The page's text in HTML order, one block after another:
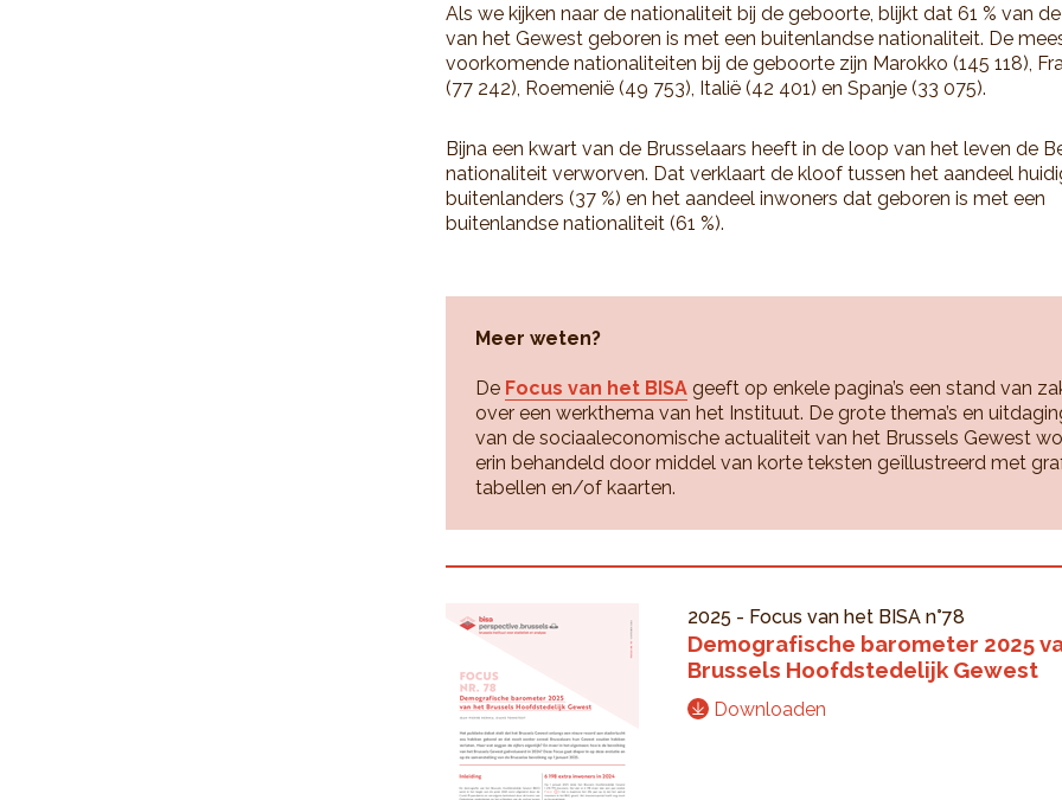
Als we kijken naar de nationaliteit bij de geboorte, blijkt dat 61 % van
van het Gewest geboren is met een buitenlandse nationaliteit. De
voorkomende nationaliteiten bij de geboorte zijn Marokko (145 118),
(77 242), Roemenië (49 753), Italië (42 401) en Spanje (33 075).
Bijna een kwart van de Brusselaars heeft in de loop van het leven de
nationaliteit verworven. Dat verklaart de kloof tussen het aandeel
buitenlanders (37 %) en het aandeel inwoners dat geboren is met een
buitenlandse nationaliteit (61 %).
Meer weten?
De Focus van het BISA geeft op enkele pagina’s een stand van
over een werkthema van het Instituut. De grote thema’s en
van de sociaaleconomische actualiteit van het Brussels Gewest
erin behandeld door middel van korte teksten geïllustreerd met
tabellen en/of kaarten.
2025 - Focus van het BISA n°78
Demografische barometer 2025
Brussels Hoofdstedelijk Gewest
Downloaden